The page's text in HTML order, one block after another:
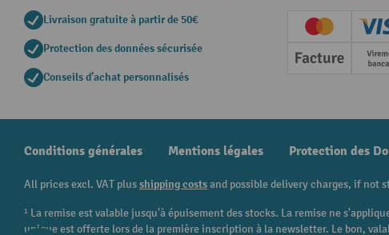
Livraison gratuite à partir de 50€
Protection des données sécurisée
Conseils d'achat personnalisés
Creditcard
Facture
Conditions générales Mentions légales Protection des
All prices excl. VAT plusshipping costsand possible delivery charges, if not
¹ La remise est valable jusqu'à épuisement des stocks. La remise ne
unique est offerte lors de la première inscription à la newsletter. Le bon,